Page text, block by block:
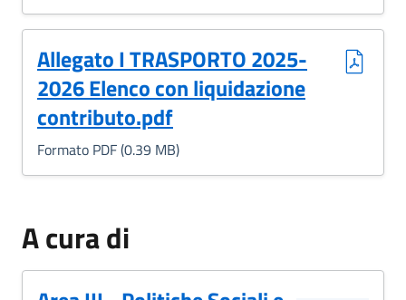
Allegato I TRASPORTO 2025-
2026 Elenco con liquidazione
contributo.pdf
(Formato PDF, 0.39 MB)
Formato PDF (0.39 MB)
A cura di